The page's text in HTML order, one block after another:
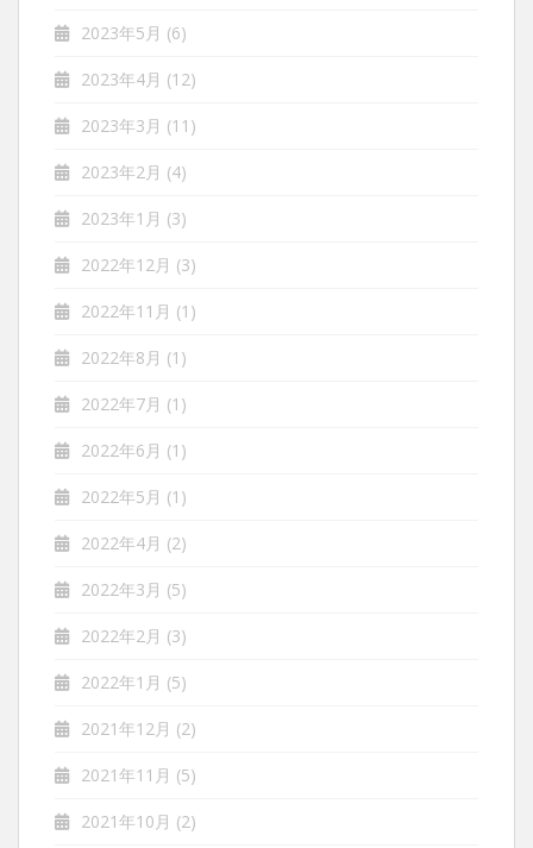
2023年5月 (6)
2023年4月 (12)
2023年3月 (11)
2023年2月 (4)
2023年1月 (3)
2022年12月 (3)
2022年11月 (1)
2022年8月 (1)
2022年7月 (1)
2022年6月 (1)
2022年5月 (1)
2022年4月 (2)
2022年3月 (5)
2022年2月 (3)
2022年1月 (5)
2021年12月 (2)
2021年11月 (5)
2021年10月 (2)